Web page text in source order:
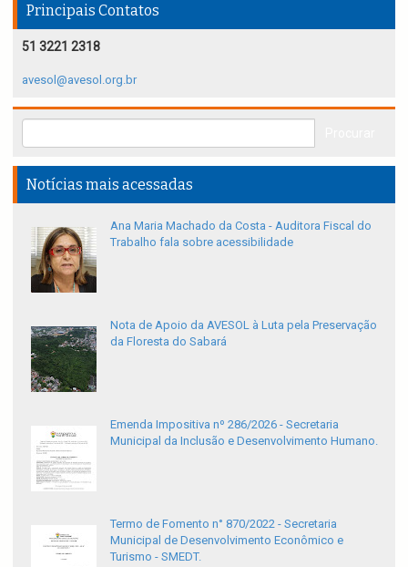
Principais Contatos
51 3221 2318
avesol@avesol.org.br
Notícias mais acessadas
Ana Maria Machado da Costa - Auditora Fiscal do
Trabalho fala sobre acessibilidade
Nota de Apoio da AVESOL à Luta pela Preservação
da Floresta do Sabará
Emenda Impositiva nº 286/2026 - Secretaria
Municipal da Inclusão e Desenvolvimento Humano.
Termo de Fomento n° 870/2022 - Secretaria
Municipal de Desenvolvimento Econômico e
Turismo - SMEDT.